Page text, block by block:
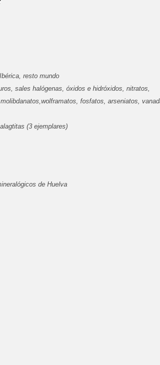
resto mundo
sales halógenas, óxidos e hidróxidos, nitratos,
fosfatos, arseniatos,
(3 ejemplares)
de Huelva